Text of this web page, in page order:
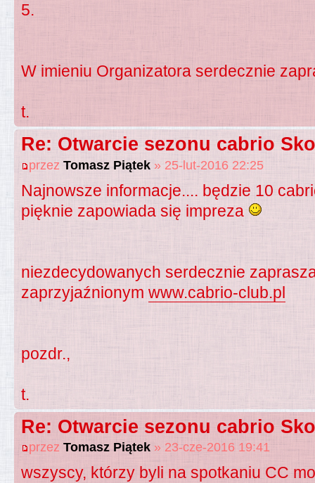
5.
W imieniu Organizatora serdecznie
t.
Re: Otwarcie sezonu cabrio
przez Tomasz Piątek » 25-lut-2016 22:25
Najnowsze informacje.... będzie 10
pięknie zapowiada się impreza
niezdecydowanych serdecznie
zaprzyjaźnionym www.cabrio-club.pl
pozdr.,
t.
Re: Otwarcie sezonu cabrio
przez Tomasz Piątek » 23-cze-2016 19:41
wszyscy, którzy byli na spotkaniu CC